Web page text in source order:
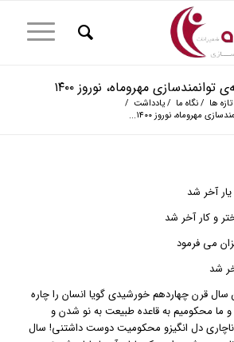
مهروماه، نوروز ۱۴۰۰
تازه ها / نگاه ما / یادداشت /
مهروماه، نوروز ۱۴۰۰...
آخر شد
و کار آخر شد
می فرمود
شد
سال قرن چهاردهم خورشیدی گویا انسان را چاره
ما محکومیم به قاعده طبیعت به نو شدن و
دل انگیزو محکومیت دوست داشتنی! سال